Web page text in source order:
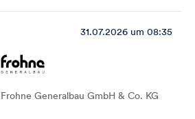
31.07.2026 um 08:35
Frohne Generalbau GmbH & Co. KG